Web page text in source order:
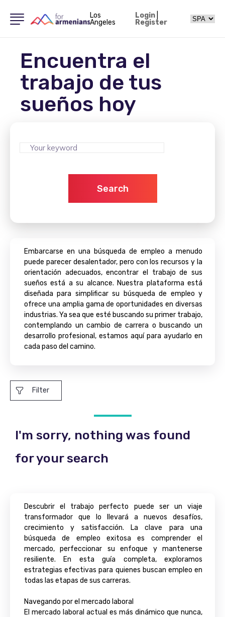
Los
Angeles
Login|
Register
Encuentra el
trabajo de tus
sueños hoy
Search
Embarcarse en una búsqueda de empleo a menudo
puede parecer desalentador, pero con los recursos y la
orientación adecuados, encontrar el trabajo de sus
sueños está a su alcance. Nuestra plataforma está
diseñada para simplificar su búsqueda de empleo y
ofrece una amplia gama de oportunidades en diversas
industrias. Ya sea que esté buscando su primer trabajo,
contemplando un cambio de carrera o buscando un
desarrollo profesional, estamos aquí para ayudarlo en
cada paso del camino.
Filter
I'm sorry, nothing was found
for your search
Descubrir el trabajo perfecto puede ser un viaje
transformador que lo llevará a nuevos desafíos,
crecimiento y satisfacción. La clave para una
búsqueda de empleo exitosa es comprender el
mercado, perfeccionar su enfoque y mantenerse
resiliente. En esta guía completa, exploramos
estrategias efectivas para quienes buscan empleo en
todas las etapas de sus carreras.
Navegando por el mercado laboral
El mercado laboral actual es más dinámico que nunca,